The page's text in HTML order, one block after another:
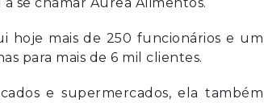
hoje mais de 250 funcionários e um
para mais de 6 mil clientes.
e supermercados, ela também